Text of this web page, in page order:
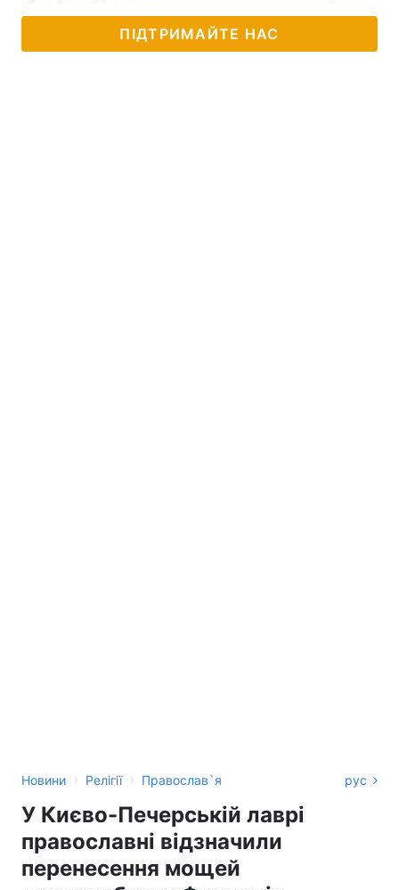
ПІДТРИМАЙТЕ НАС
Новини › Релігії › Православ`я рус
У Києво-Печерській лаврі
православні відзначили
перенесення мощей